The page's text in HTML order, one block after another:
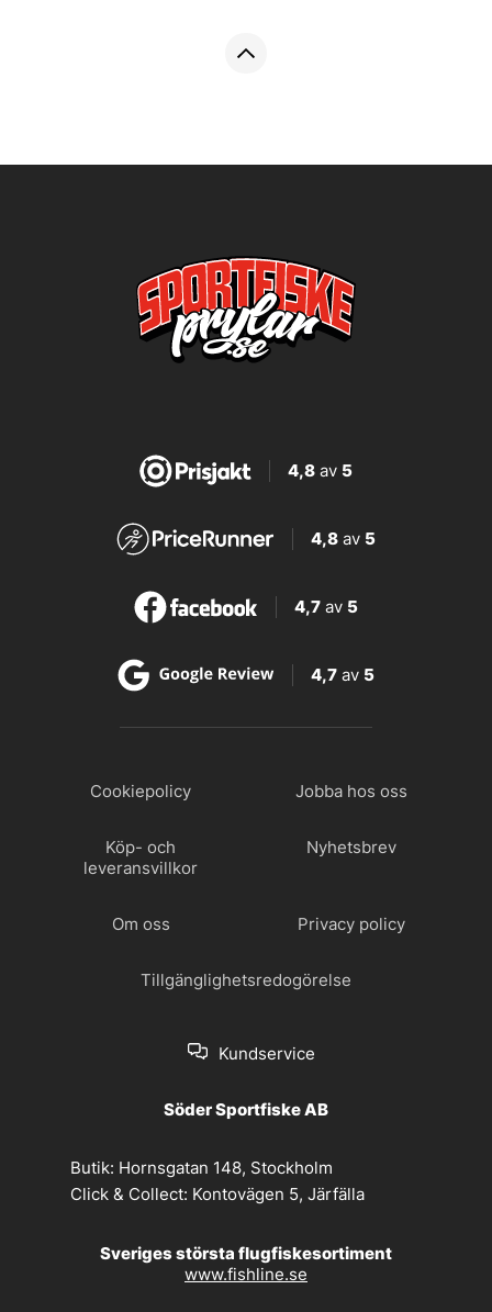
4,8av 5
4,8 av 5
4,7 av 5
4,7 av 5
Cookiepolicy Jobba hos oss
Köp- och
leveransvillkor
Nyhetsbrev
Om oss Privacy policy
Tillgänglighetsredogörelse
Kundservice
Söder Sportfiske AB
Butik: Hornsgatan 148, Stockholm
Click & Collect: Kontovägen 5, Järfälla
Sveriges största flugfiskesortiment
www.fishline.se